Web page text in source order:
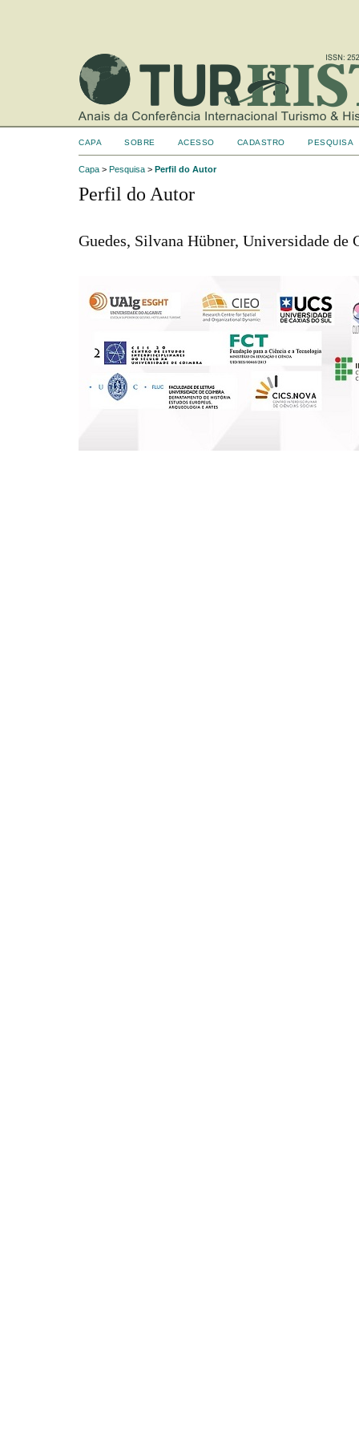
CAPA SOBRE ACESSO CADASTRO PESQUISA
Capa > Pesquisa > Perfil do Autor
Perfil do Autor
Guedes, Silvana Hübner, Universidade de